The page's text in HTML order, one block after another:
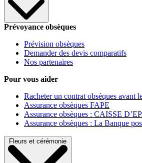
Prévoyance obsèques
Prévision obsèques
Demander des devis comparatifs
Nos partenaires
Pour vous aider
Racheter un contrat obsèques avant
Assurance obsèques FAPE
Assurance obsèques : CAISSE
Assurance obsèques : La Banque
Fleurs et cérémonie